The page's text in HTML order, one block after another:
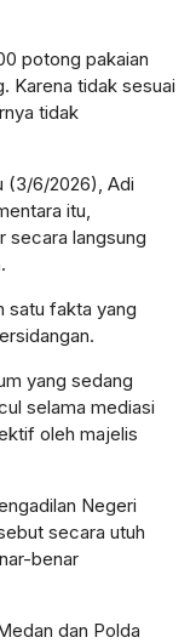
potong pakaian
Karena tidak sesuai
tidak
(3/6/2026), Adi
itu,
secara langsung
satu fakta yang
yang sedang
selama mediasi
oleh majelis
Negeri
secara utuh
benar
dan Polda